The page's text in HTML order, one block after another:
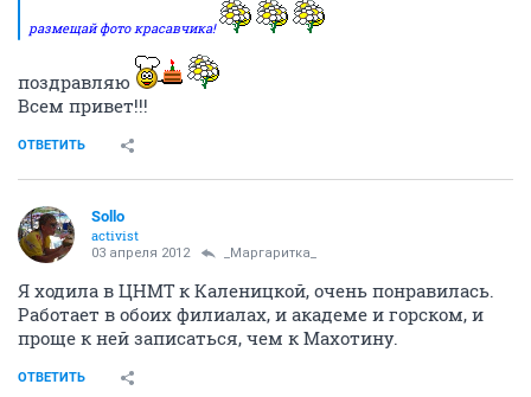
размещай фото красавчика!
поздравляю
Всем привет!!!
ОТВЕТИТЬ
Sollo
activist
03 апреля 2012 _Маргаритка_
Я ходила в ЦНМТ к Каленицкой, очень понравилась.
Работает в обоих филиалах, и академе и горском, и
проще к ней записаться, чем к Махотину.
ОТВЕТИТЬ